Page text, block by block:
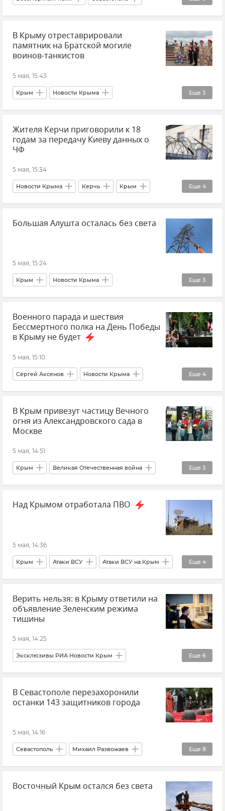
Новости Севастополя Крым
Новости Крыма Общество
День Победы
В Крыму отреставрировали
памятник на Братской могиле
воинов-танкистов
5 мая, 15:43
Еще 3
Крым Новости Крыма
Владимир Константинов Судак
Памятники Крыма
Жителя Керчи приговорили к 18
годам за передачу Киеву данных о
ЧФ
5 мая, 15:34
Еще 4
Новости Крыма Керчь Крым
ЧФ РФ (Черноморский флот Российской Федерации)
Большая Алушта осталась без света
5 мая, 15:24
Еще 3
Крым Новости Крыма
ГУП РК "Крымэнерго" Алушта
Отключение электроэнергии в Крыму
Военного парада и шествия
Бессмертного полка на День Победы
в Крыму не будет
5 мая, 15:10
Еще 4
Сергей Аксенов Новости Крыма
Парад День Победы Крым
Безопасность Республики Крым и Севастополя
В Крым привезут частицу Вечного
огня из Александровского сада в
Москве
5 мая, 14:51
Еще 3
Крым Великая Отечественная война
Новости Крыма Вечный огонь Память
Над Крымом отработала ПВО
5 мая, 14:36
Еще 4
Крым Атаки ВСУ Атаки ВСУ на Крым
Министерство обороны РФ
Беспилотник (БПЛА, дрон) Новости СВО
Новости Крыма
Верить нельзя: в Крыму ответили на
объявление Зеленским режима
тишины
5 мая, 14:25
Еще 6
Эксклюзивы РИА Новости Крым
Перемирие Владимир Константинов
Украина Владимир Зеленский
В Севастополе перезахоронили
останки 143 защитников города
5 мая, 14:16
Еще 8
Севастополь Михаил Развожаев
Поиск людей Поисковые работы
Крым в Великой Отечественной войне
Восточный Крым остался без света